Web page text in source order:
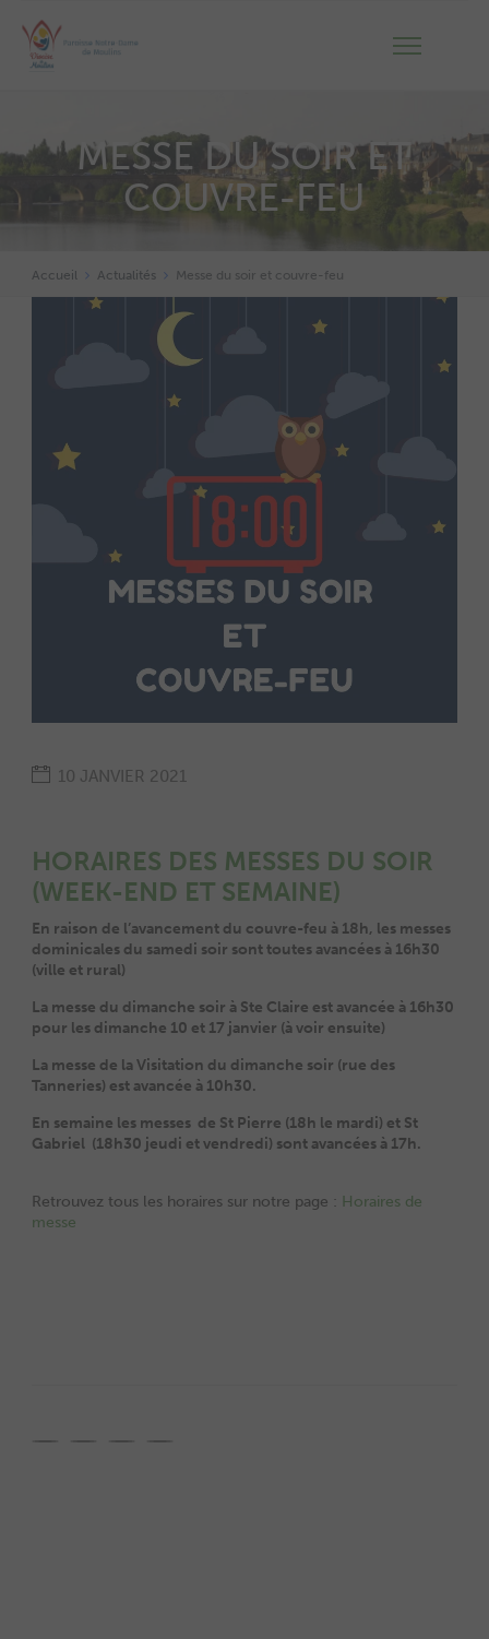
MESSE DU SOIR ET
COUVRE-FEU
Accueil Actualités Messe du soir et couvre-feu
10 JANVIER 2021
HORAIRES DES MESSES DU SOIR
(WEEK-END ET SEMAINE)
En raison de l’avancement du couvre-feu à 18h, les messes
dominicales du samedi soir sont toutes avancées à 16h30
(ville et rural)
La messe du dimanche soir à Ste Claire est avancée à 16h30
pour les dimanche 10 et 17 janvier (à voir ensuite)
La messe de la Visitation du dimanche soir (rue des
Tanneries) est avancée à 10h30.
En semaine les messes de St Pierre (18h le mardi) et St
Gabriel (18h30 jeudi et vendredi) sont avancées à 17h.
Retrouvez tous les horaires sur notre page : Horaires de
messe